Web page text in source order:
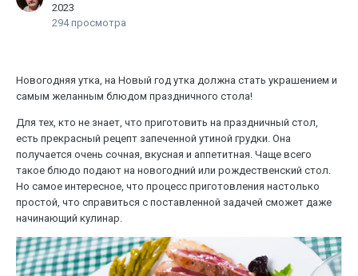
2023
294 просмотра
Новогодняя утка, на Новый год утка должна стать украшением и
самым желанным блюдом праздничного стола!
Для тех, кто не знает, что приготовить на праздничный стол,
есть прекрасный рецепт запеченной утиной грудки. Она
получается очень сочная, вкусная и аппетитная. Чаще всего
такое блюдо подают на новогодний или рождественский стол.
Но самое интересное, что процесс приготовления настолько
простой, что справиться с поставленной задачей сможет даже
начинающий кулинар.